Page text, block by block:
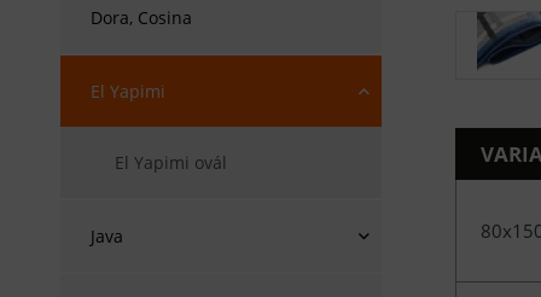
Dora, Cosina
El Yapimi
El Yapimi ovál
Java